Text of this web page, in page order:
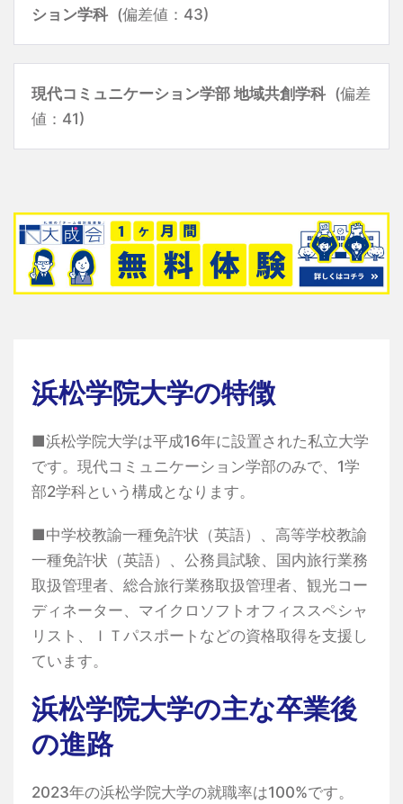
ション学科 (偏差値：43)
現代コミュニケーション学部 地域共創学科 (偏差
値：41)
浜松学院大学の特徴
■浜松学院大学は平成16年に設置された私立大学
です。現代コミュニケーション学部のみで、1学
部2学科という構成となります。
■中学校教諭一種免許状（英語）、高等学校教諭
一種免許状（英語）、公務員試験、国内旅行業務
取扱管理者、総合旅行業務取扱管理者、観光コー
ディネーター、マイクロソフトオフィススペシャ
リスト、ＩＴパスポートなどの資格取得を支援し
ています。
浜松学院大学の主な卒業後
の進路
2023年の浜松学院大学の就職率は100%です。